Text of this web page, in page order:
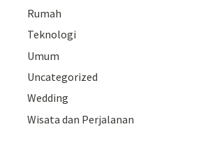
Rumah
Teknologi
Umum
Uncategorized
Wedding
Wisata dan Perjalanan